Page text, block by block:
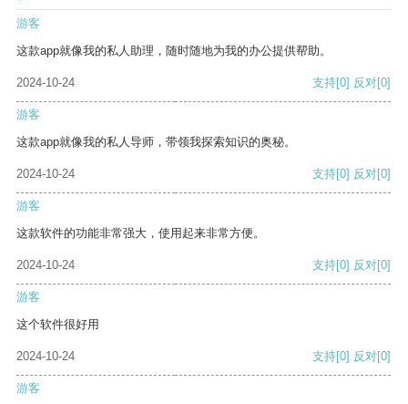
游客
这款app就像我的私人助理，随时随地为我的办公提供帮助。
2024-10-24 支持[0] 反对[0]
游客
这款app就像我的私人导师，带领我探索知识的奥秘。
2024-10-24 支持[0] 反对[0]
游客
这款软件的功能非常强大，使用起来非常方便。
2024-10-24 支持[0] 反对[0]
游客
这个软件很好用
2024-10-24 支持[0] 反对[0]
游客